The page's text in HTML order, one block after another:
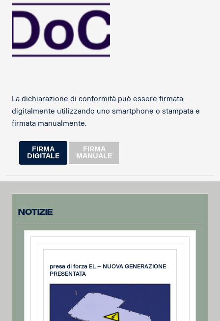
La dichiarazione di conformità può essere firmata
digitalmente utilizzando uno smartphone o stampata e
firmata manualmente.
FIRMA
DIGITALE
FIRMA
MANUALE
Notizie
presa di forza EL – NUOVA GENERAZIONE
PRESENTATA